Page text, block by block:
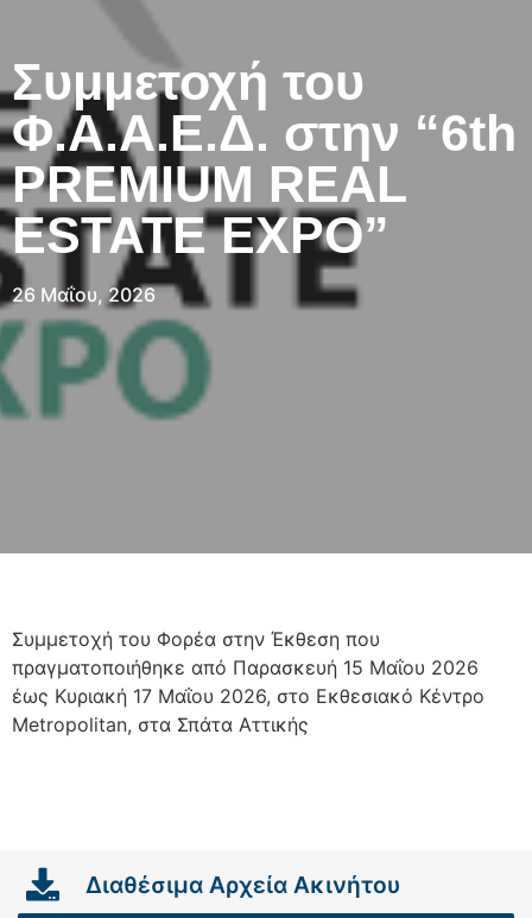
Συμμετοχή του
Φ.Α.Α.Ε.Δ. στην “6th
PREMIUM REAL
ESTATE EXPO”
26 Μαΐου, 2026
Συμμετοχή του Φορέα στην Έκθεση που
πραγματοποιήθηκε από Παρασκευή 15 Μαΐου 2026
έως Κυριακή 17 Μαΐου 2026, στο Εκθεσιακό Κέντρο
Metropolitan, στα Σπάτα Αττικής
Διαθέσιμα Αρχεία Ακινήτου